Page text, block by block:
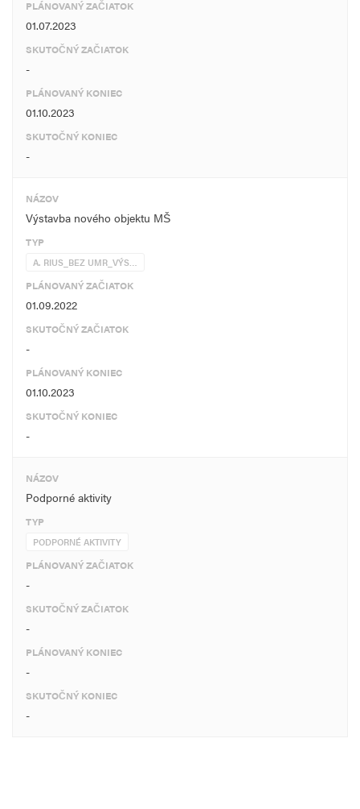
PLÁNOVANÝ ZAČIATOK
01.07.2023
SKUTOČNÝ ZAČIATOK
-
PLÁNOVANÝ KONIEC
01.10.2023
SKUTOČNÝ KONIEC
-
NÁZOV
Výstavba nového objektu MŠ
TYP
A. RIUS_BEZ UMR_VÝS…
PLÁNOVANÝ ZAČIATOK
01.09.2022
SKUTOČNÝ ZAČIATOK
-
PLÁNOVANÝ KONIEC
01.10.2023
SKUTOČNÝ KONIEC
-
NÁZOV
Podporné aktivity
TYP
PODPORNÉ AKTIVITY
PLÁNOVANÝ ZAČIATOK
-
SKUTOČNÝ ZAČIATOK
-
PLÁNOVANÝ KONIEC
-
SKUTOČNÝ KONIEC
-